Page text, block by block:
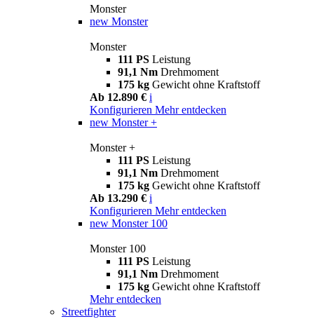
Monster
new Monster
Monster
111 PS Leistung
91,1 Nm Drehmoment
175 kg Gewicht ohne Kraftstoff
Ab 12.890 € i
Konfigurieren Mehr entdecken
new Monster +
Monster +
111 PS Leistung
91,1 Nm Drehmoment
175 kg Gewicht ohne Kraftstoff
Ab 13.290 € i
Konfigurieren Mehr entdecken
new Monster 100
Monster 100
111 PS Leistung
91,1 Nm Drehmoment
175 kg Gewicht ohne Kraftstoff
Mehr entdecken
Streetfighter